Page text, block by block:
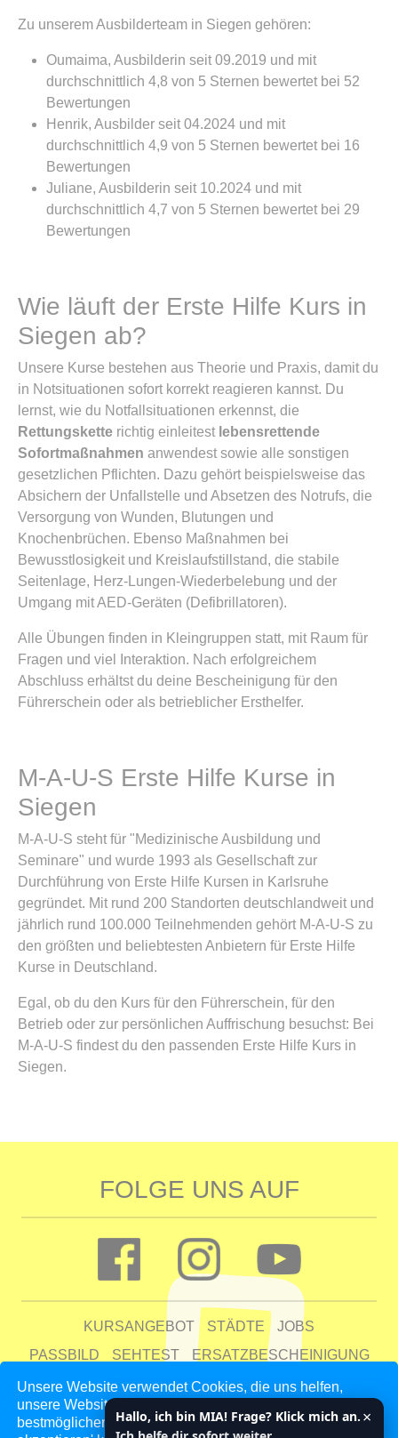
Unsere Website verwendet Cookies, die uns helfen,
unsere Website zu verbessern und unseren Kunden den
bestmöglichen Service zu bieten. Indem du auf 'Auswahl
Zu unserem Ausbilderteam in Siegen gehören:
Oumaima, Ausbilderin seit 09.2019 und mit
durchschnittlich 4,8 von 5 Sternen bewertet bei 52
Bewertungen
Henrik, Ausbilder seit 04.2024 und mit
durchschnittlich 4,9 von 5 Sternen bewertet bei 16
Bewertungen
Juliane, Ausbilderin seit 10.2024 und mit
durchschnittlich 4,7 von 5 Sternen bewertet bei 29
Bewertungen
Wie läuft der Erste Hilfe Kurs in
Siegen ab?
Unsere Kurse bestehen aus Theorie und Praxis, damit du
in Notsituationen sofort korrekt reagieren kannst. Du
lernst, wie du Notfallsituationen erkennst, die
Rettungskette richtig einleitest lebensrettende
Sofortmaßnahmen anwendest sowie alle sonstigen
gesetzlichen Pflichten. Dazu gehört beispielsweise das
Absichern der Unfallstelle und Absetzen des Notrufs, die
Versorgung von Wunden, Blutungen und
Knochenbrüchen. Ebenso Maßnahmen bei
Bewusstlosigkeit und Kreislaufstillstand, die stabile
Seitenlage, Herz-Lungen-Wiederbelebung und der
Umgang mit AED-Geräten (Defibrillatoren).
Alle Übungen finden in Kleingruppen statt, mit Raum für
Fragen und viel Interaktion. Nach erfolgreichem
Abschluss erhältst du deine Bescheinigung für den
Führerschein oder als betrieblicher Ersthelfer.
M-A-U-S Erste Hilfe Kurse in
Siegen
M-A-U-S steht für "Medizinische Ausbildung und
Seminare" und wurde 1993 als Gesellschaft zur
Durchführung von Erste Hilfe Kursen in Karlsruhe
gegründet. Mit rund 200 Standorten deutschlandweit und
jährlich rund 100.000 Teilnehmenden gehört M-A-U-S zu
den größten und beliebtesten Anbietern für Erste Hilfe
Kurse in Deutschland.
Egal, ob du den Kurs für den Führerschein, für den
Betrieb oder zur persönlichen Auffrischung besuchst: Bei
M-A-U-S findest du den passenden Erste Hilfe Kurs in
Siegen.
FOLGE UNS AUF
KURSANGEBOT STÄDTE
JOBS
PASSBILD
SEHTEST
ERSATZBESCHEINIGUNG
UNTERNEHMEN
DATENSCHUTZ
IMPRESSUM
Hallo, ich bin MIA! Frage? Klick mich an. ×